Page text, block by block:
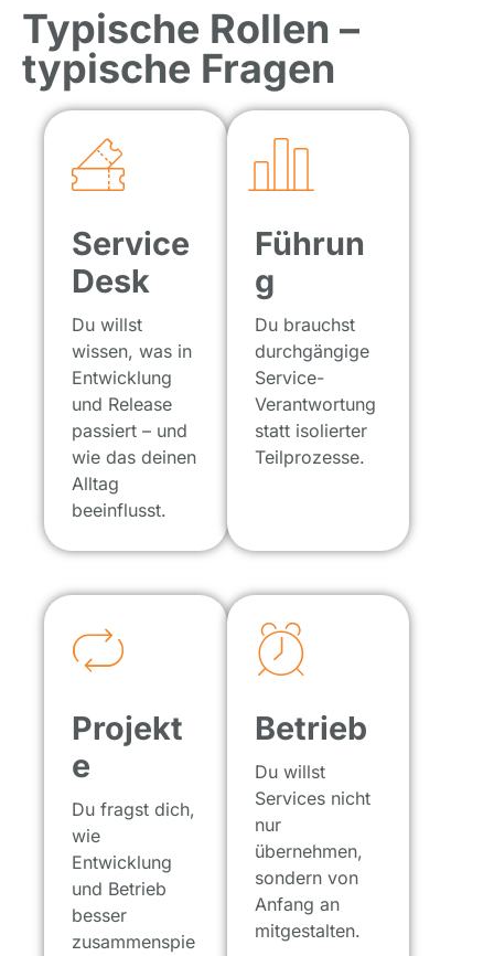
Typische Rollen –
typische Fragen
Service
Desk
Du willst
wissen, was in
Entwicklung
und Release
passiert – und
wie das deinen
Alltag
beeinflusst.
Führun
g
Du brauchst
durchgängige
Service-
Verantwortung
statt isolierter
Teilprozesse.
Projekt
e
Du fragst dich,
wie
Entwicklung
und Betrieb
besser
zusammenspie
Betrieb
Du willst
Services nicht
nur
übernehmen,
sondern von
Anfang an
mitgestalten.